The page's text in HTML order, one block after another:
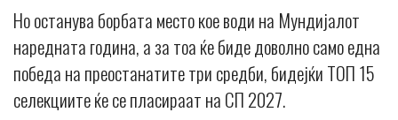
Но останува борбата место кое води на Мундијалот
наредната година, а за тоа ќе биде доволно само една
победа на преостанатите три средби, бидејќи ТОП 15
селекциите ќе се пласираат на СП 2027.